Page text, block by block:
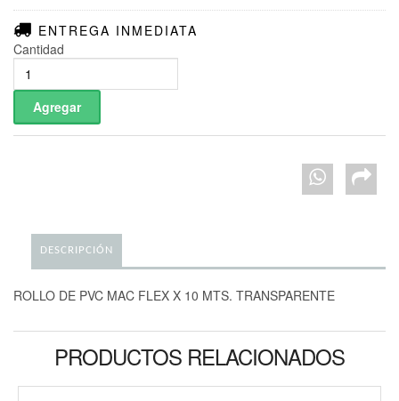
ENTREGA INMEDIATA
Cantidad
DESCRIPCIÓN
ROLLO DE PVC MAC FLEX X 10 MTS. TRANSPARENTE
PRODUCTOS RELACIONADOS